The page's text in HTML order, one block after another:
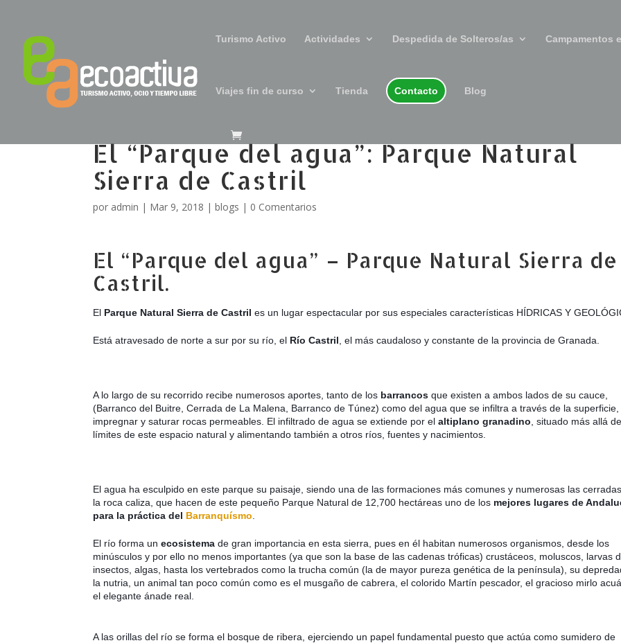
Turismo Activo Actividades Despedida de Solteros/as Campamentos
Viajes fin de curso Tienda Contacto Blog
El “Parque del agua”: Parque Natural
Sierra de Castril
por admin | Mar 9, 2018 |blogs | 0 Comentarios
El “Parque del agua” – Parque Natural Sierra de
Castril.
El Parque Natural Sierra de Castril es un lugar espectacular por sus especiales características HÍDRICAS Y
Está atravesado de norte a sur por su río, el Río Castril , el más caudaloso y constante de la provincia de Granada.
A lo largo de su recorrido recibe numerosos aportes, tanto de los barrancos que existen a ambos lados de su cauce,
(Barranco del Buitre, Cerrada de La Malena, Barranco de Túnez) como del agua que se infiltra a través de la
impregnar y saturar rocas permeables. El infiltrado de agua se extiende por elaltiplano granadino , situado más allá
límites de este espacio natural y alimentando también a otros ríos, fuentes y nacimientos.
El agua ha esculpido en este parque su paisaje, siendo una de las formaciones más comunes y numerosas las
la roca caliza, que hacen de este pequeño Parque Natural de 12,700 hectáreas uno de los mejores lugares de
para la práctica del Barranquísmo
El río forma unecosistema de gran importancia en esta sierra, pues en él habitan numerosos organismos, desde los
minúsculos y por ello no menos importantes (ya que son la base de las cadenas tróficas) crustáceos, moluscos, larvas
insectos, algas, hasta los vertebrados como la trucha común (la de mayor pureza genética de la península), su
la nutria, un animal tan poco común como es el musgaño de cabrera, el colorido Martín pescador, el gracioso mirlo
el elegante ánade real.
A las orillas del río se forma el bosque de ribera, ejerciendo un papel fundamental puesto que actúa como sumidero de